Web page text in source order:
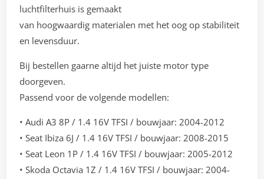
luchtfilterhuis is gemaakt
van hoogwaardig materialen met het oog op stabiliteit
en levensduur.
Bij bestellen gaarne altijd het juiste motor type
doorgeven.
Passend voor de volgende modellen:
• Audi A3 8P / 1.4 16V TFSI / bouwjaar: 2004-2012
• Seat Ibiza 6J / 1.4 16V TFSI / bouwjaar: 2008-2015
• Seat Leon 1P / 1.4 16V TFSI / bouwjaar: 2005-2012
• Skoda Octavia 1Z / 1.4 16V TFSI / bouwjaar: 2004-